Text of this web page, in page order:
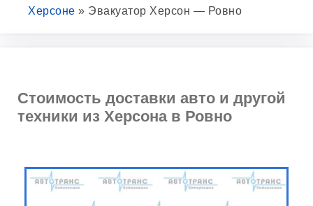
Херсоне » Эвакуатор Херсон — Ровно
Стоимость доставки авто и другой
техники из Херсона в Ровно